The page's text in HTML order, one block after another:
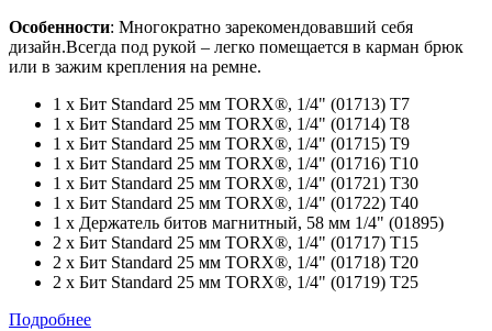
Особенности: Многократно зарекомендовавший себя
дизайн.Всегда под рукой – легко помещается в карман брюк
или в зажим крепления на ремне.
1 x Бит Standard 25 мм TORX®, 1/4" (01713) T7
1 x Бит Standard 25 мм TORX®, 1/4" (01714) T8
1 x Бит Standard 25 мм TORX®, 1/4" (01715) T9
1 x Бит Standard 25 мм TORX®, 1/4" (01716) T10
1 x Бит Standard 25 мм TORX®, 1/4" (01721) T30
1 x Бит Standard 25 мм TORX®, 1/4" (01722) T40
1 x Держатель битов магнитный, 58 мм 1/4" (01895)
2 x Бит Standard 25 мм TORX®, 1/4" (01717) T15
2 x Бит Standard 25 мм TORX®, 1/4" (01718) T20
2 x Бит Standard 25 мм TORX®, 1/4" (01719) T25
Подробнее